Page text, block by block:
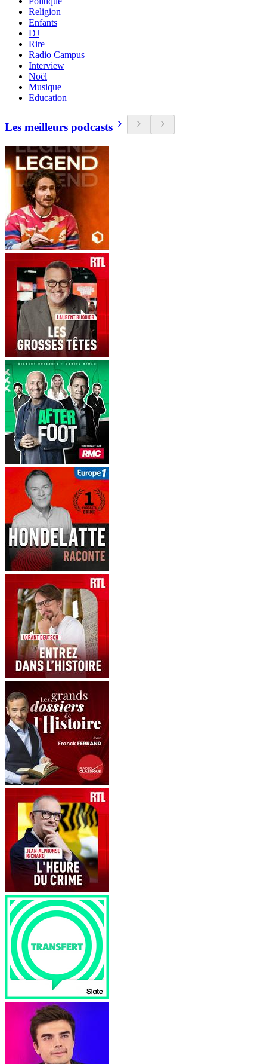
Religion
Enfants
DJ
Rire
Radio Campus
Interview
Noël
Musique
Education
Les meilleurs podcasts